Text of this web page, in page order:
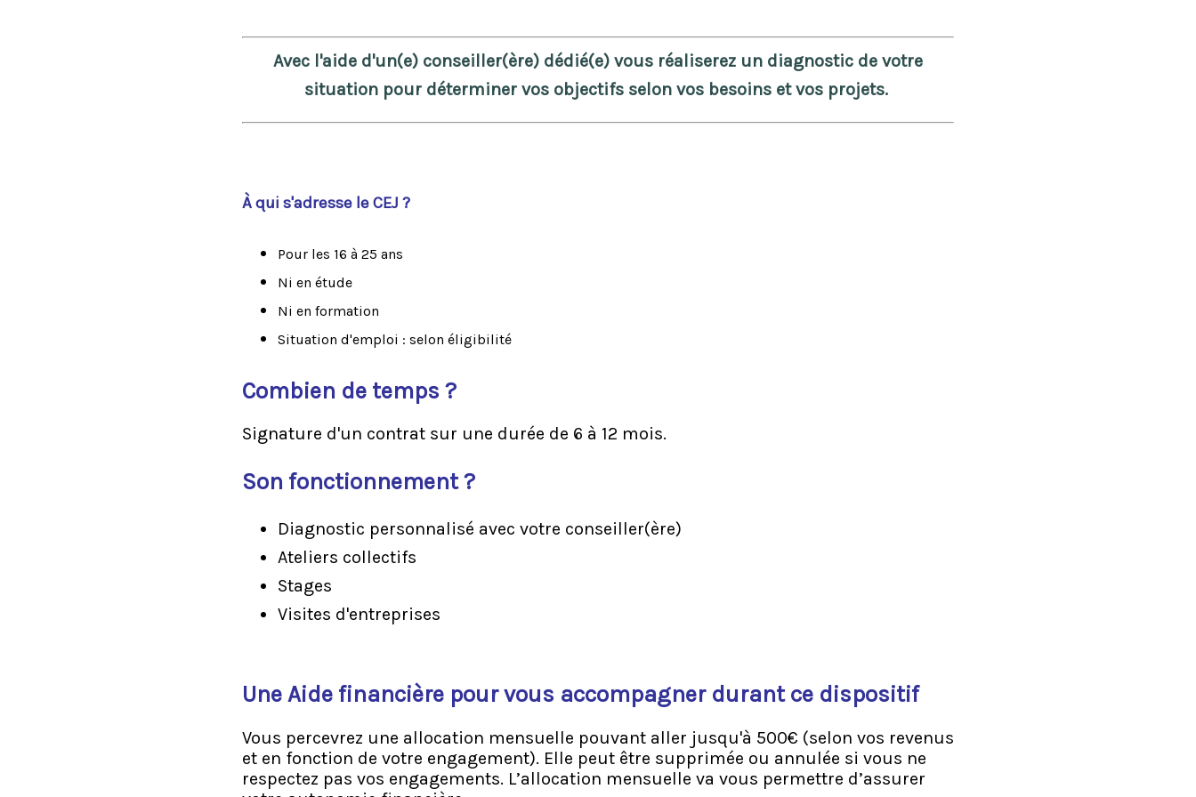
Avec l'aide d'un(e) conseiller(ère) dédié(e) vous réaliserez un diagnostic de votre
situation pour déterminer vos objectifs selon vos besoins et vos projets.
À qui s'adresse le CEJ ?
Pour les 16 à 25 ans
Ni en étude
Ni en formation
Situation d'emploi : selon éligibilité​
Combien de temps ?
Signature d'un contrat sur une durée de 6 à 12 mois.​
Son fonctionnement ?
Diagnostic personnalisé avec votre conseiller(ère)
Ateliers collectifs
Stages
Visites d'entreprises
Une Aide financière pour vous accompagner durant ce dispositif
Vous percevrez une allocation mensuelle pouvant aller jusqu'à 500€ (selon vos revenus
et en fonction de votre engagement). Elle peut être supprimée ou annulée si vous ne
respectez pas vos engagements. L’allocation mensuelle va vous permettre d’assurer